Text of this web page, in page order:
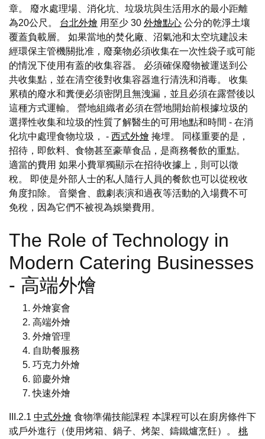
章。 廢水處理場、消化坑、垃圾坑與生活用水的最小距離
為20公尺。 台北外燴 用至少 30 外燴點心 公分的乾淨土壤
覆蓋負載層。 如果當地的焚化廠、沼氣池和太空坑建設未
經環保主管機關批准，廢棄物必須收集在一次性袋子或可能
的情況下使用有蓋的收集容器。 必須確保廢物被運送到公
共收集點，並在清空後對收集容器進行清洗和消毒。 收集
累積的廢水和糞便必須密閉且無洩漏，並且必須在露營後以
這種方式運輸。 營地組織者必須在營地開始前根據垃圾的
選擇性收集和垃圾的性質了解醫生的可用地點和時間 - 在消
化坑中處理食物垃圾， - 西式外燴 掩埋。 同樣重要的是，
招待，即飲料、食物甚至豪華食品，是商務餐飲的重點。
適當的費用 如果小費單獨顯示在招待收據上，則可以徵
稅。 即使是外部人士的私人隨行人員的餐飲也可以從稅收
角度扣除。 音樂會、戲劇表演和過夜等活動的入場費不可
免稅，因為它們不被視為娛樂費用。
The Role of Technology in
Modern Catering Businesses
- 高端外燴
外燴宴會
高端外燴
外燴管理
自助餐服務
巧克力外燴
節慶外燴
快速外燴
III.2.1 中式外燴 食物準備技能課程 本課程可以在廚房條件下
或戶外進行（使用烤箱、鍋子、烤架、鑄鐵爐烹飪）。 桃